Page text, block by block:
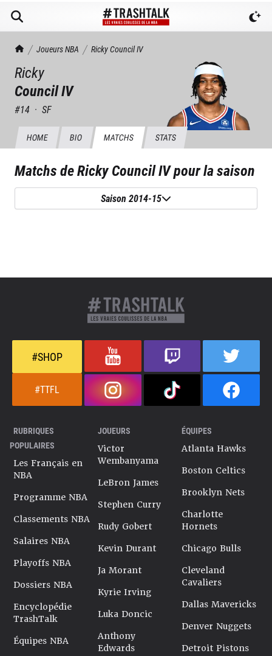
TrashTalk Actu NBA
Joueurs NBA RickyCouncil IV
Ricky
Council IV
#14 · SF
HOME BIO MATCHS STATS
Matchs deRicky Council IVpour la saison
Saison 2014-15
#SHOP
#TTFL
RUBRIQUES
POPULAIRES
Les Français en
NBA
Programme NBA
Classements NBA
Salaires NBA
Playoffs NBA
Dossiers NBA
Encyclopédie
TrashTalk
Équipes NBA
JOUEURS
Victor
Wembanyama
LeBron James
Stephen Curry
Rudy Gobert
Kevin Durant
Ja Morant
Kyrie Irving
Luka Doncic
Anthony
Edwards
ÉQUIPES
Atlanta Hawks
Boston Celtics
Brooklyn Nets
Charlotte
Hornets
Chicago Bulls
Cleveland
Cavaliers
Dallas Mavericks
Denver Nuggets
Detroit Pistons